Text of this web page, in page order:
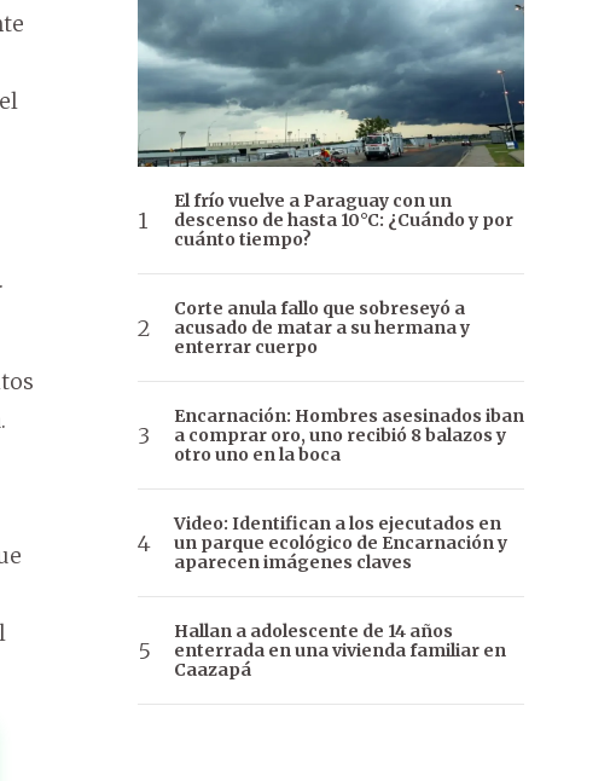
El frío vuelve a Paraguay con un
descenso de hasta 10°C: ¿Cuándo y por
cuánto tiempo?
Corte anula fallo que sobreseyó a
acusado de matar a su hermana y
enterrar cuerpo
Encarnación: Hombres asesinados iban
a comprar oro, uno recibió 8 balazos y
otro uno en la boca
Video: Identifican a los ejecutados en
un parque ecológico de Encarnación y
aparecen imágenes claves
Hallan a adolescente de 14 años
enterrada en una vivienda familiar en
Caazapá